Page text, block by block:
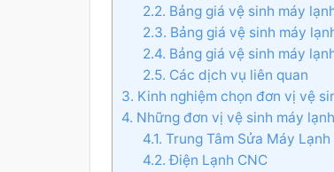
2.2. Bảng giá vệ sinh máy
2.3. Bảng giá vệ sinh máy
2.4. Bảng giá vệ sinh máy
2.5. Các dịch vụ liên quan
3. Kinh nghiệm chọn đơn vị vệ
4. Những đơn vị vệ sinh máy
4.1. Trung Tâm Sửa Máy
4.2. Điện Lạnh CNC